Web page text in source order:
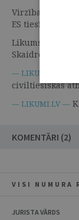
Virzība uz
ES tiesībām |
Likums
Skaidrojumi.
— LIKUMI.LV —
civiltiesiskās
— LIKUMI.LV —
KOMENTĀRI (2)
VISI NUMURA
JURISTA VĀRDS